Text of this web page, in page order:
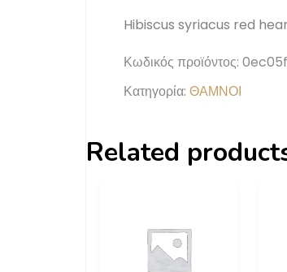
Hibiscus syriacus red
Κωδικός προϊόντος:
Κατηγορία: ΘΑΜΝΟΙ
Related